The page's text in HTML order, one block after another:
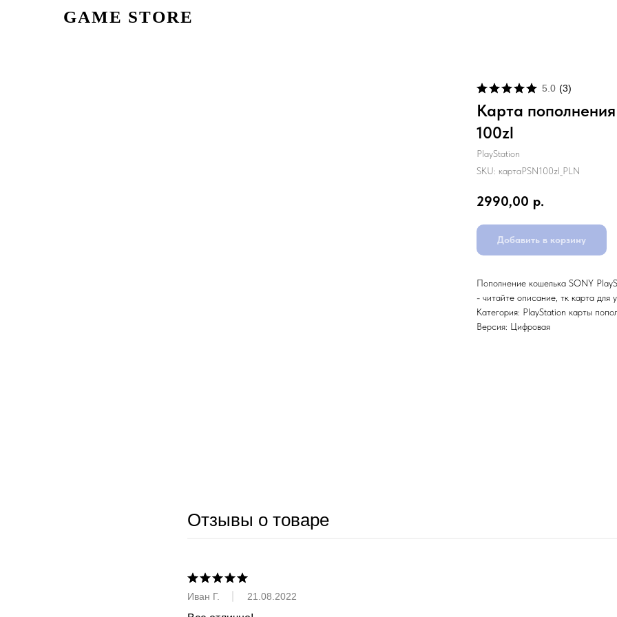
GAME STORE
5.0 (3)
Карта
100zl
PlayStation
SKU: картаPSN100zl_PLN
2990,00 р.
Добавить в корзину
Пополнение кошелька SONY
- читайте описание, тк карта
Категория: PlayStation карты
Версия: Цифровая
Отзывы о товаре
Иван Г. 21.08.2022